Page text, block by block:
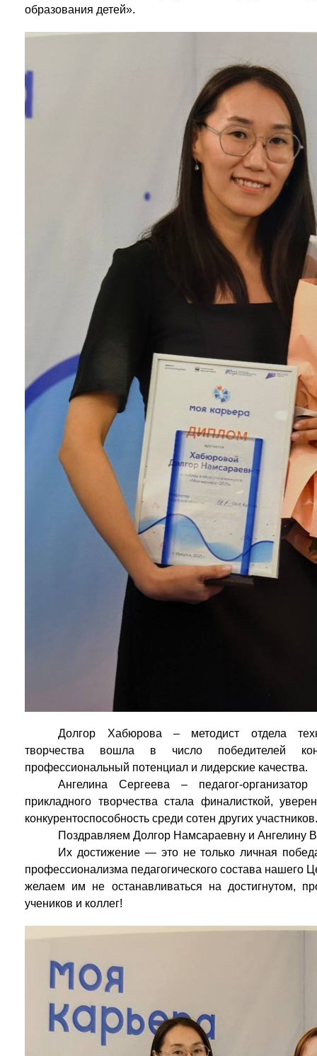
образования детей».
Долгор Хабюрова – методист отдела
творчества вошла в число победителей
профессиональный потенциал и лидерские качества.
Ангелина Сергеева – педагог-
прикладного творчества стала финалисткой,
конкурентоспособность среди сотен других участников.
Поздравляем Долгор Намсараевну и Ангелину
Их достижение — это не только личная
профессионализма педагогического состава
желаем им не останавливаться на достигнутом,
учеников и коллег!